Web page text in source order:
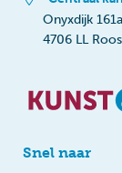
Onyxdijk 161a
4706 LL
Snel naar